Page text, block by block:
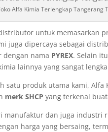
Alfa Kimia Terlengkap Tangerang
untuk memasarkan
juga dipercaya sebagai
dengan nama PYREX. Selain
lainnya yang sangat
satu produk utama kami,
merk SHCP yang terkenal
dan juga industri
harga yang bersaing,